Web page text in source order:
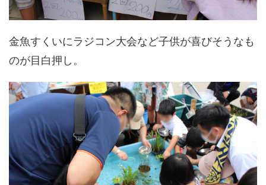
金魚すくいにラジコン大会など子供が喜びそうなも
のが目白押し。